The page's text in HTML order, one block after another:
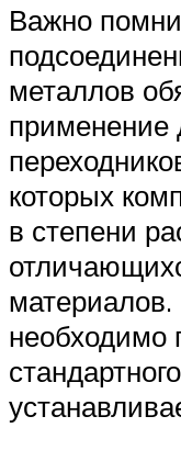
Важно
металлов
применение
которых
в степени